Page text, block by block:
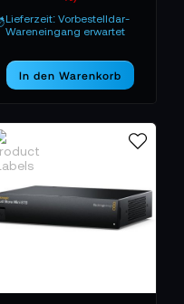
Lieferzeit: Vorbestelldar-
Wareneingang erwartet
In den Warenkorb